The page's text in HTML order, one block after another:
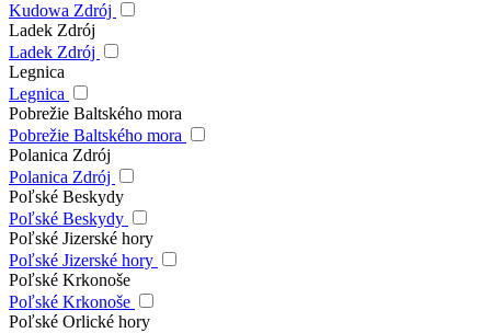
Kudowa Zdrój
Ladek Zdrój
Ladek Zdrój
Legnica
Legnica
Pobrežie Baltského mora
Pobrežie Baltského mora
Polanica Zdrój
Polanica Zdrój
Poľské Beskydy
Poľské Beskydy
Poľské Jizerské hory
Poľské Jizerské hory
Poľské Krkonoše
Poľské Krkonoše
Poľské Orlické hory